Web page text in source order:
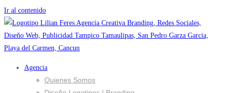
Ir al contenido
Agencia
Quienes Somos